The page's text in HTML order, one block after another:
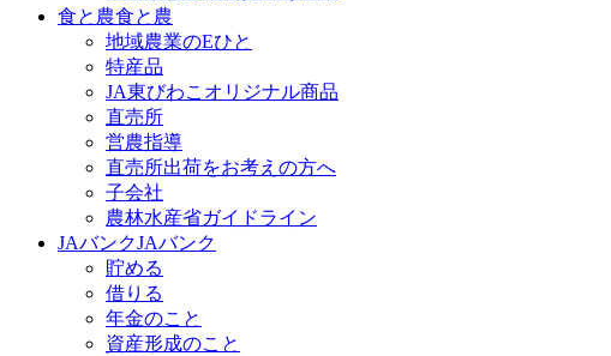
食と農食と農
地域農業のEひと
特産品
JA東びわこオリジナル商品
直売所
営農指導
直売所出荷をお考えの方へ
子会社
農林水産省ガイドライン
JAバンクJAバンク
貯める
借りる
年金のこと
資産形成のこと